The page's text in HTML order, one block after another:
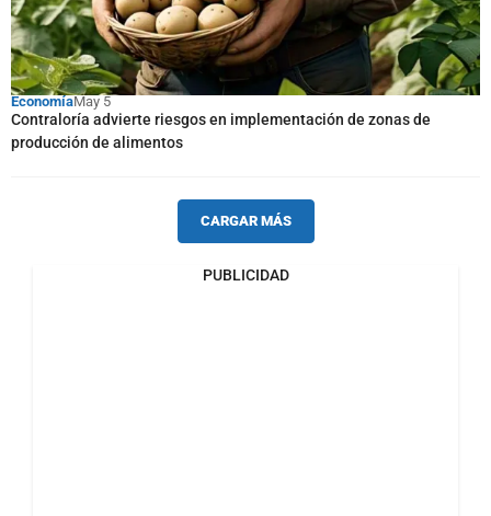
EconomíaMay 5
Contraloría advierte riesgos en implementación de zonas de
producción de alimentos
CARGAR MÁS
PUBLICIDAD